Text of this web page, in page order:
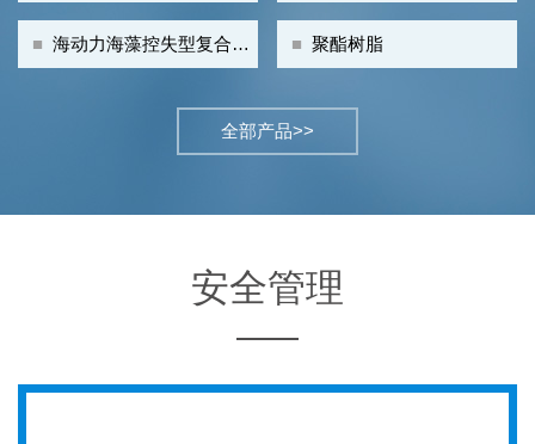
■聚酯树脂
■ 海动力海藻控失型复合肥
全部产品>>
安全管理